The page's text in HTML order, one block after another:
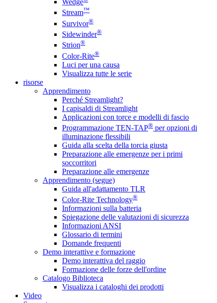
Wedge
Stream™
Survivor®
Sidewinder®
Strion®
Color-Rite®
Luci per una causa
Visualizza tutte le serie
risorse
Apprendimento
Perché Streamlight?
I capisaldi di Streamlight
Applicazioni con torce e modelli di fascio
Programmazione TEN-TAP® per opzioni di
illuminazione flessibili
Guida alla scelta della torcia giusta
Preparazione alle emergenze per i primi
soccorritori
Preparazione alle emergenze
Apprendimento (segue)
Guida all'adattamento TLR
Color-Rite Technology®
Informazioni sulla batteria
Spiegazione delle valutazioni di sicurezza
Informazioni ANSI
Glossario di termini
Domande frequenti
Demo interattive e formazione
Demo interattiva del raggio
Formazione delle forze dell'ordine
Catalogo Biblioteca
Visualizza i cataloghi dei prodotti
Video